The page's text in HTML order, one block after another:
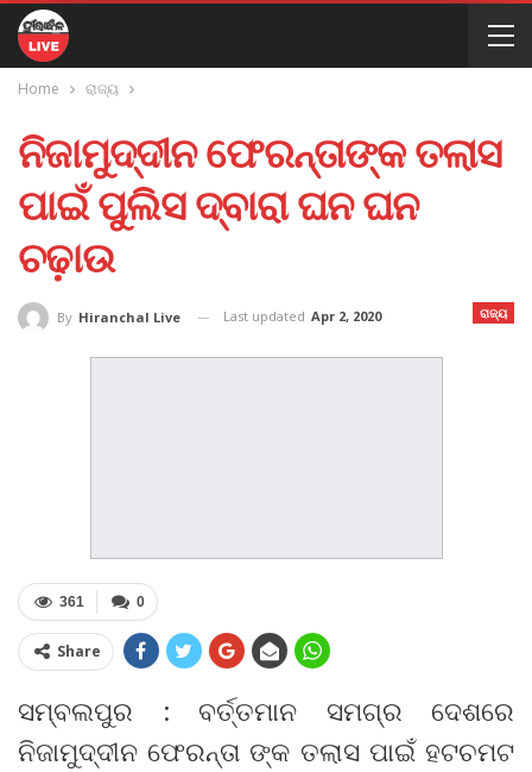
Home ରାଜ୍ୟ
ନିଜାମୁଦ୍ଦୀନ ଫେରନ୍ତାଙ୍କ ତଲାସ
ପାଇଁ ପୁଲିସ ଦ୍ବାରା ଘନ ଘନ
ଚଢ଼ାଉ
ରାଜ୍ୟ
By Hiranchal Live Last updated Apr 2, 2020
0
361
Share
ସମ୍ବଲପୁର : ବର୍ତ୍ତମାନ ସମଗ୍ର ଦେଶରେ
ନିଜାମୁଦ୍ଦୀନ ଫେରନ୍ତା ଙ୍କ ତଲାସ ପାଇଁ ହଟଚମଟ